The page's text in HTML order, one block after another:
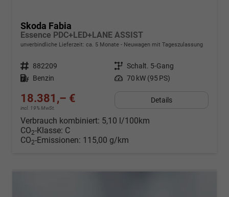
Skoda Fabia
Essence PDC+LED+LANE ASSIST
unverbindliche Lieferzeit: ca. 5 Monate Neuwagen mit Tageszulassung
Fahrzeugnr. 882209 Getriebe Schalt. 5-Gang
Kraftstoff Benzin Leistung 70 kW (95 PS)
18.381,– €
incl. 19% MwSt.
Details
Verbrauch kombiniert: 5,10 l/100km
CO2-Klasse: C
CO2-Emissionen: 115,00 g/km